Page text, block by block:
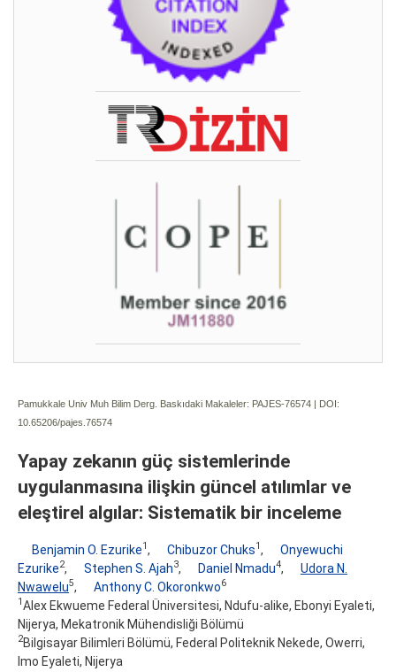
Pamukkale Univ Muh Bilim Derg. Baskıdaki Makaleler: PAJES-76574 | DOI:
10.65206/pajes.76574
Yapay zekanın güç sistemlerinde
uygulanmasına ilişkin güncel atılımlar ve
eleştirel algılar: Sistematik bir inceleme
Benjamin O. Ezurike1 , Chibuzor Chuks1 ,
Onyewuchi
Ezurike2, Stephen S. Ajah3, Daniel Nmadu4,
Udora N.
Nwawelu5, Anthony C. Okoronkwo6
1 Alex Ekwueme Federal Üniversitesi, Ndufu-alike, Ebonyi Eyaleti,
Nijerya, Mekatronik Mühendisliği Bölümü
2Bilgisayar Bilimleri Bölümü, Federal Politeknik Nekede, Owerri,
Imo Eyaleti, Nijerya